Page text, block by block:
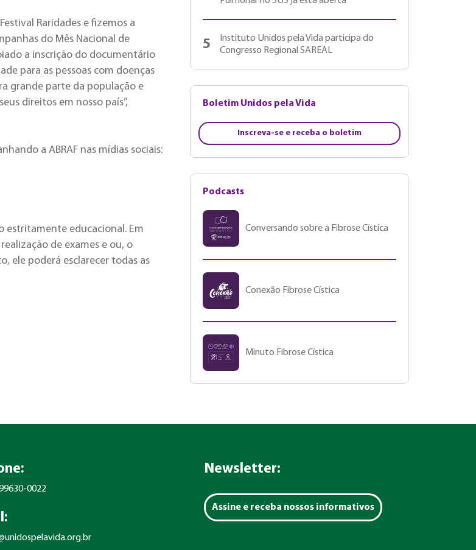
Raridades e fizemos a
do Mês Nacional de
a inscrição do documentário
para as pessoas com doenças
grande parte da população e
direitos em nosso país”,
a ABRAF nas mídias sociais:
estritamente educacional. Em
de exames e ou, o
ele poderá esclarecer todas as
5
Instituto Unidos pela Vida participa do
Congresso Regional SAREAL
Boletim Unidos pela Vida
Inscreva-se e receba o boletim
Podcasts
Conversando sobre a Fibrose Cística
Conexão Fibrose Cística
Minuto Fibrose Cística
0022
Newsletter:
Assine e receba nossos informativos